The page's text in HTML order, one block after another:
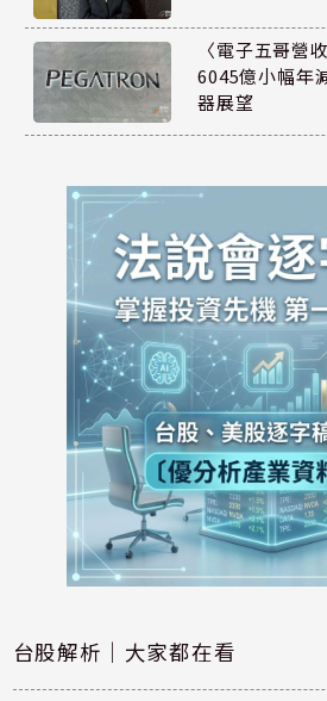
〈電子五哥營
6045億小幅年
器展望
台股解析｜大家都在看